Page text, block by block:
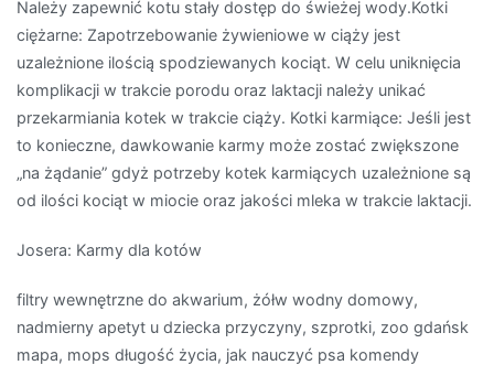
Należy zapewnić kotu stały dostęp do świeżej wody.Kotki
ciężarne: Zapotrzebowanie żywieniowe w ciąży jest
uzależnione ilością spodziewanych kociąt. W celu uniknięcia
komplikacji w trakcie porodu oraz laktacji należy unikać
przekarmiania kotek w trakcie ciąży. Kotki karmiące: Jeśli jest
to konieczne, dawkowanie karmy może zostać zwiększone
„na żądanie” gdyż potrzeby kotek karmiących uzależnione są
od ilości kociąt w miocie oraz jakości mleka w trakcie laktacji.
Josera: Karmy dla kotów
filtry wewnętrzne do akwarium, żółw wodny domowy,
nadmierny apetyt u dziecka przyczyny, szprotki, zoo gdańsk
mapa, mops długość życia, jak nauczyć psa komendy